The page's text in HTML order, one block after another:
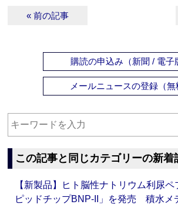
« 前の記事
購読の申込み（新聞 / 電子
メールニュースの登録（無
この記事と同じカテゴリーの新着
【新製品】ヒト脳性ナトリウム利尿
ピッドチップBNP-II」を発売 積水メ